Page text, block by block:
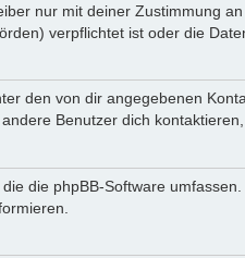
nur mit deiner Zustimmung
verpflichtet ist oder die
den von dir angegebenen
Benutzer dich
die phpBB-Software